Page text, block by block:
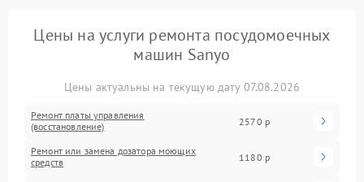
Цены на услуги ремонта посудомоечных
машин Sanyo
Цены актуальны на текущую дату 07.08.2026
Ремонт платы управления
(восстановление)
2570 р
Ремонт или замена дозатора моющих
средств
1180 р